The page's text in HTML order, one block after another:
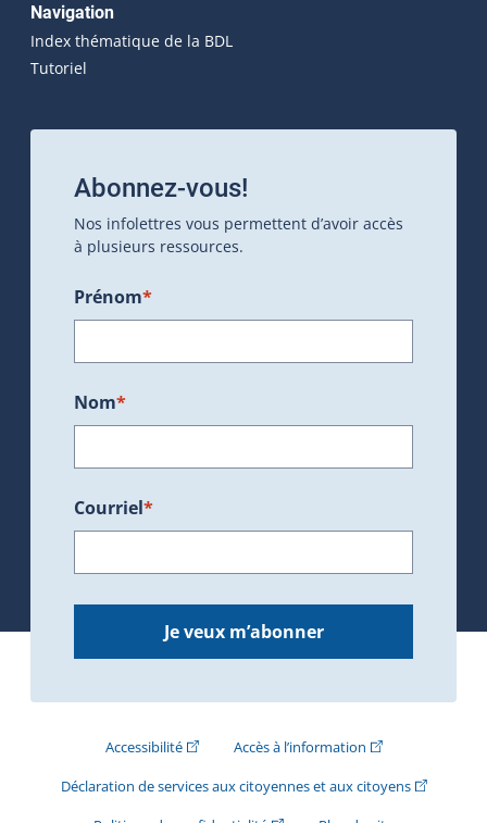
Navigation
Index thématique de la BDL
Tutoriel
Abonnez-vous!
Nos infolettres vous permettent d’avoir accès
à plusieurs ressources.
Prénom*
Nom*
Courriel*
Je veux m’abonner
Accessibilité(Cet hyperlien externe s'ouvrira dans une
Accès à l’information(Cet hyperlien
Déclaration de services aux citoyennes et aux citoyens(Cet